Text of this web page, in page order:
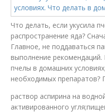
Что делать, если укусила
распространение яда?
Главное, не поддаваться
выполнение рекомендаций.
пчелы в домашних
необходимых препаратов?
раствор аспирина на
активированного